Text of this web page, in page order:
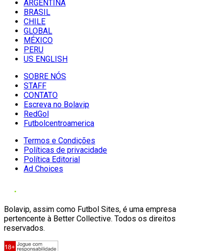
ARGENTINA
BRASIL
CHILE
GLOBAL
MÉXICO
PERU
US ENGLISH
SOBRE NÓS
STAFF
CONTATO
Escreva no Bolavip
RedGol
Futbolcentroamerica
Termos e Condições
Políticas de privacidade
Política Editorial
Ad Choices
Bolavip, assim como Futbol Sites, é uma empresa
pertencente à Better Collective. Todos os direitos
reservados.